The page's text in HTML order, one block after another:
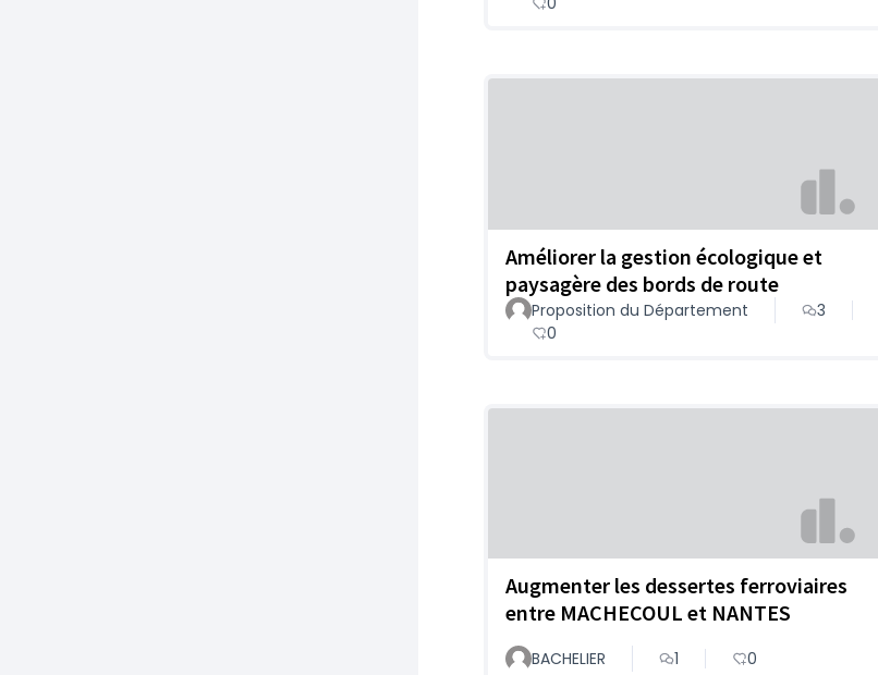
Améliorer la gestion écologique et
paysagère des bords de route
Proposition du Département
3
0
Augmenter les dessertes ferroviaires
entre MACHECOUL et NANTES
BACHELIER 1 0